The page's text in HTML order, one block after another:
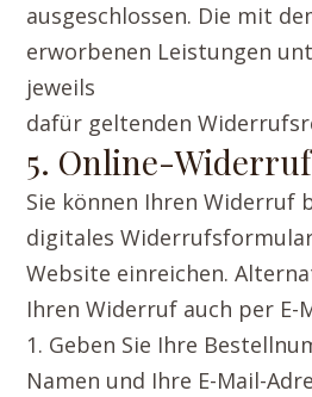
ausgeschlossen. Die mit
erworbenen Leistungen
jeweils
dafür geltenden
5. Online-Widerruf
Sie können Ihren Widerruf
digitales
Website einreichen.
Ihren Widerruf auch per E-
1. Geben Sie Ihre
Namen und Ihre E-Mail-